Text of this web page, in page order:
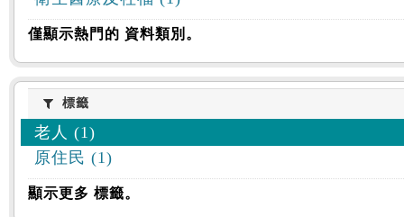
僅顯示熱門的 資料類別。
標籤標籤
老人 (1)
原住民 (1)
顯示更多 標籤。